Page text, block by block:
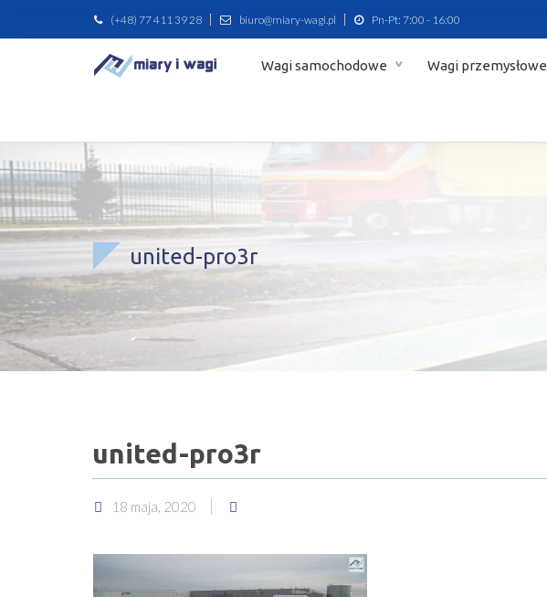
(+48) 77 411 39 28 biuro@miary-wagi.pl Pn-Pt: 7:00 - 16:00
Wagi samochodowe Wagi przemysłowe
united-pro3r
united-pro3r
18 maja, 2020